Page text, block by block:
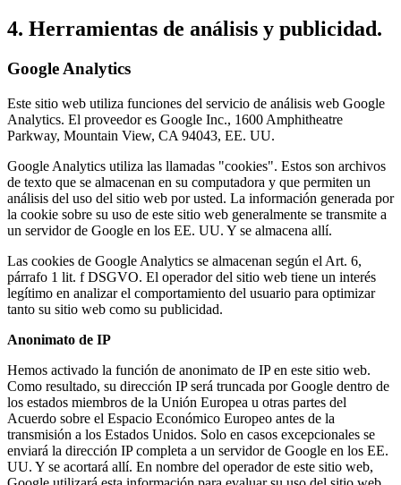
4. Herramientas de análisis y publicidad.
Google Analytics
Este sitio web utiliza funciones del servicio de análisis web Google
Analytics. El proveedor es Google Inc., 1600 Amphitheatre
Parkway, Mountain View, CA 94043, EE. UU.
Google Analytics utiliza las llamadas "cookies". Estos son archivos
de texto que se almacenan en su computadora y que permiten un
análisis del uso del sitio web por usted. La información generada por
la cookie sobre su uso de este sitio web generalmente se transmite a
un servidor de Google en los EE. UU. Y se almacena allí.
Las cookies de Google Analytics se almacenan según el Art. 6,
párrafo 1 lit. f DSGVO. El operador del sitio web tiene un interés
legítimo en analizar el comportamiento del usuario para optimizar
tanto su sitio web como su publicidad.
Anonimato de IP
Hemos activado la función de anonimato de IP en este sitio web.
Como resultado, su dirección IP será truncada por Google dentro de
los estados miembros de la Unión Europea u otras partes del
Acuerdo sobre el Espacio Económico Europeo antes de la
transmisión a los Estados Unidos. Solo en casos excepcionales se
enviará la dirección IP completa a un servidor de Google en los EE.
UU. Y se acortará allí. En nombre del operador de este sitio web,